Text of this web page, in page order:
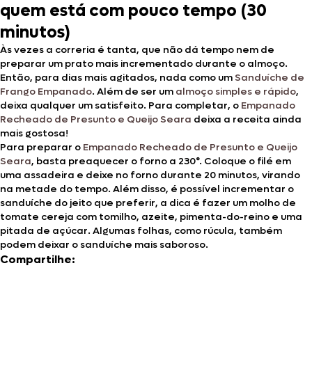
quem está com pouco tempo (30
minutos)
Às vezes a correria é tanta, que não dá tempo nem de
preparar um prato mais incrementado durante o almoço.
Então, para dias mais agitados, nada como um Sanduíche de
Frango Empanado. Além de ser um almoço simples e rápido,
deixa qualquer um satisfeito. Para completar, o Empanado
Recheado de Presunto e Queijo Seara deixa a receita ainda
mais gostosa!
Para preparar o Empanado Recheado de Presunto e Queijo
Seara, basta preaquecer o forno a 230°. Coloque o filé em
uma assadeira e deixe no forno durante 20 minutos, virando
na metade do tempo. Além disso, é possível incrementar o
sanduíche do jeito que preferir, a dica é fazer um molho de
tomate cereja com tomilho, azeite, pimenta-do-reino e uma
pitada de açúcar. Algumas folhas, como rúcula, também
podem deixar o sanduíche mais saboroso.
Compartilhe: